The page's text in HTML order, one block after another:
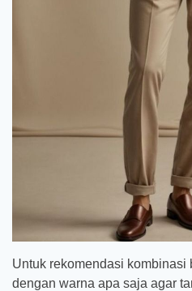
Untuk rekomendasi
dengan warna apa saja agar